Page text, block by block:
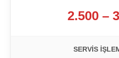
2.500 –
SERVIS